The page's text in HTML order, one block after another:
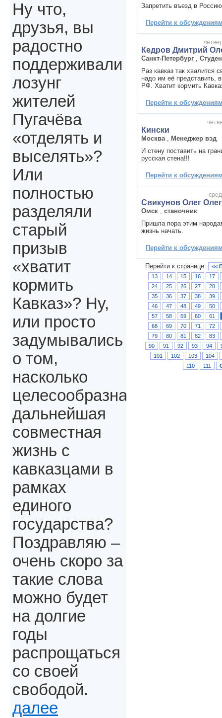
Запретить въезд в
Перейти к
Кедров Дмитрий
Санкт-Петербург
Раз кавказ так хвалится
надо им её представить,
РФ. Хватит кормить
Перейти к
Кински
Москва
Менеджер вэд
И стену поставить на
русская стена!!!
Перейти к
Свикунов Олег
Омск
станочник
Пришла пора этим
жизнь начать.
Перейти к
Перейти к странице:
<<
13
14 15 16
17
24
25 26 27
28
35
36 37 38
39
46
47 48 49
50
57
58 59 60
61
68
69 70 71
72
79
80 81 82
83
90
91 92 93 94
101
102 103
104
110
111
Ну что,
друзья, вы
радостно
поддерживали
лозунг
жителей
Пугачёва
«отделять и
выселять»?
Или
полностью
разделяли
старый
призыв
«хватит
кормить
Кавказ»? Ну,
или просто
задумывались
о том,
насколько
целесообразна
дальнейшая
совместная
жизнь с
кавказцами в
рамках
единого
государства?
Поздравляю –
очень скоро за
такие слова
можно будет
на долгие
годы
распрощаться
со своей
свободой.
далее